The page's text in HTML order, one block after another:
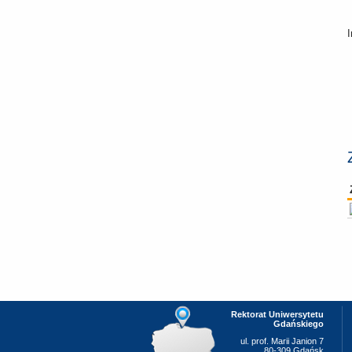
Rektorat Uniwersytetu
Gdańskiego
ul. prof. Marii Janion 7